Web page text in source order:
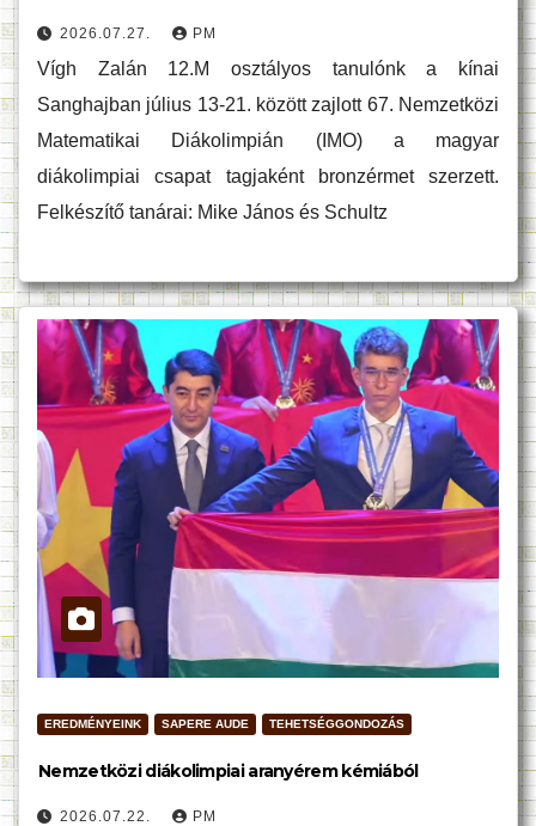
2026.07.27. PM
Vígh Zalán 12.M osztályos tanulónk a kínai
Sanghajban július 13-21. között zajlott 67. Nemzetközi
Matematikai Diákolimpián (IMO) a magyar
diákolimpiai csapat tagjaként bronzérmet szerzett.
Felkészítő tanárai: Mike János és Schultz
EREDMÉNYEINK SAPERE AUDE TEHETSÉGGONDOZÁS
Nemzetközi diákolimpiai aranyérem kémiából
2026.07.22. PM